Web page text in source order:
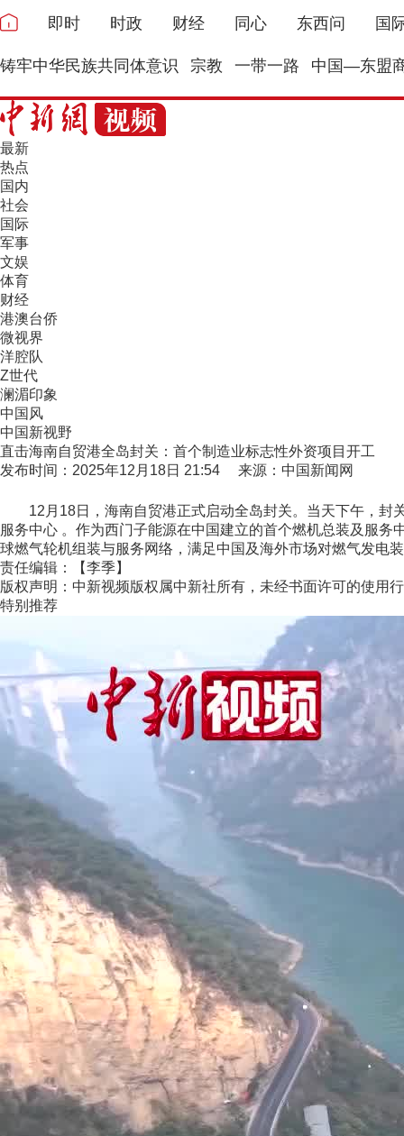
即时 时政 财经 同心 东西问 国
铸牢中华民族共同体意识 宗教 一带一路 中国—东盟
最新
热点
国内
社会
国际
军事
文娱
体育
财经
港澳台侨
微视界
洋腔队
Z世代
澜湄印象
中国风
中国新视野
直击海南自贸港全岛封关：首个制造业标志性外资项目开工
发布时间：2025年12月18日 21:54 来源：中国新闻网
12月18日，海南自贸港正式启动全岛封关。当天下午，封
服务中心 。作为西门子能源在中国建立的首个燃机总装及服
球燃气轮机组装与服务网络，满足中国及海外市场对燃气发电
责任编辑：【李季】
版权声明：中新视频版权属中新社所有，未经书面许可的使用
特别推荐